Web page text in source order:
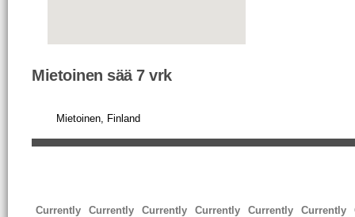
Mietoinen sää 7 vrk
Currently Currently Currently Currently Currently Currently